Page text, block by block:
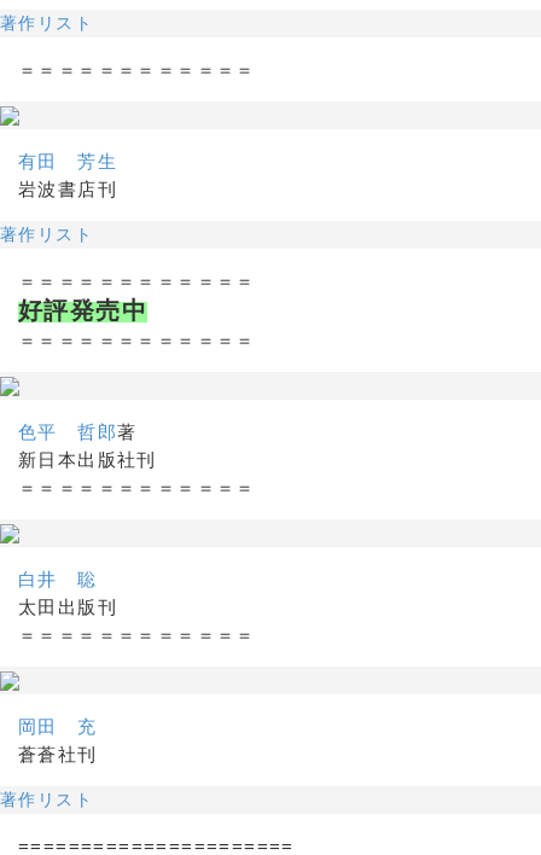
著作リスト
＝＝＝＝＝＝＝＝＝＝＝＝
有田 芳生
岩波書店刊
著作リスト
＝＝＝＝＝＝＝＝＝＝＝＝
好評発売中
＝＝＝＝＝＝＝＝＝＝＝＝
色平 哲郎著
新日本出版社刊
＝＝＝＝＝＝＝＝＝＝＝＝
白井 聡
太田出版刊
＝＝＝＝＝＝＝＝＝＝＝＝
岡田 充
蒼蒼社刊
著作リスト
======================